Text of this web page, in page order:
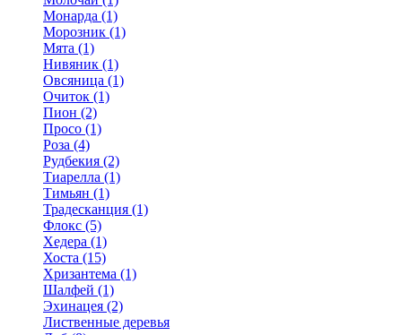
Монарда (1)
Морозник (1)
Мята (1)
Нивяник (1)
Овсяница (1)
Очиток (1)
Пион (2)
Просо (1)
Роза (4)
Рудбекия (2)
Тиарелла (1)
Тимьян (1)
Традесканция (1)
Флокс (5)
Хедера (1)
Хоста (15)
Хризантема (1)
Шалфей (1)
Эхинацея (2)
Лиственные деревья